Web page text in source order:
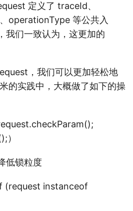
定义了 traceId、
operationType 等公共入
我们一致认为，这更加的
，我们可以更加轻松地
的实践中，大概做了如下的操
）
低锁粒度
(request instanceof